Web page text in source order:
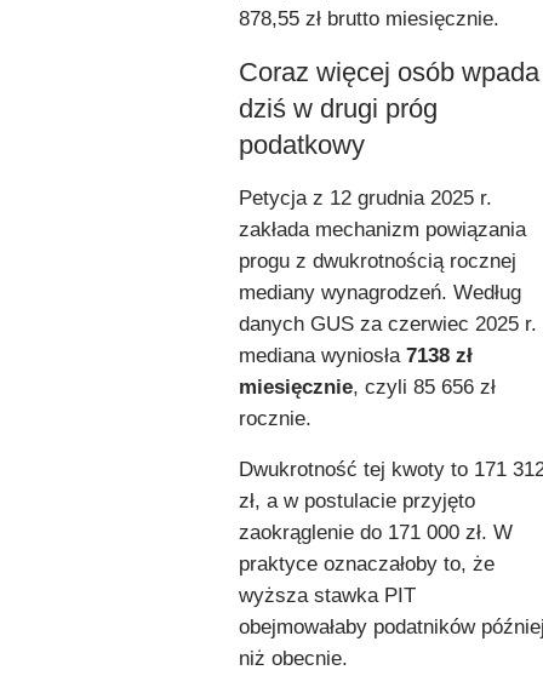
878,55 zł brutto miesięcznie.
Coraz więcej osób wpada
dziś w drugi próg
podatkowy
Petycja z 12 grudnia 2025 r.
zakłada mechanizm powiązania
progu z dwukrotnością rocznej
mediany wynagrodzeń. Według
danych GUS za czerwiec 2025 r.
mediana wyniosła 7138 zł
miesięcznie, czyli 85 656 zł
rocznie.
Dwukrotność tej kwoty to 171
zł, a w postulacie przyjęto
zaokrąglenie do 171 000 zł. W
praktyce oznaczałoby to, że
wyższa stawka PIT
obejmowałaby podatników
niż obecnie.